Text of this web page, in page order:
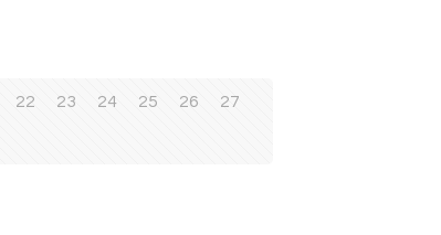
22 23 24 25 26 27